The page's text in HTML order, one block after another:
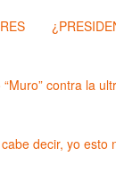
contra la
decir, yo esto